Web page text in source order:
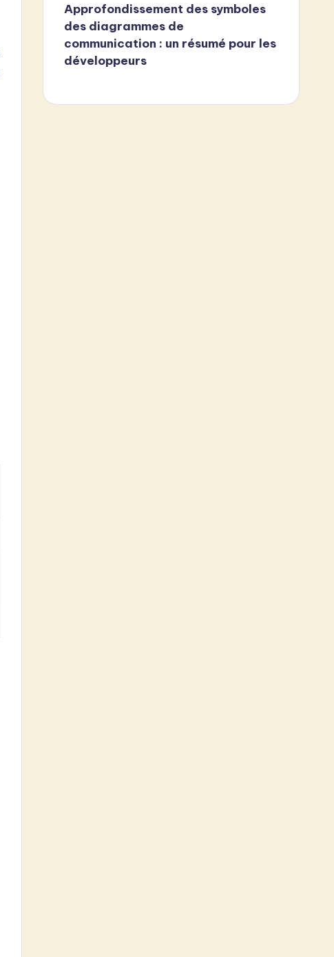
Approfondissement des symboles
des diagrammes de
communication : un résumé pour les
développeurs